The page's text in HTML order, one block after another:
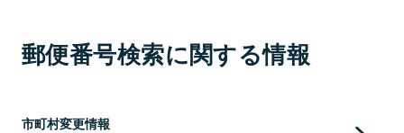
郵便番号検索に関する情報
市町村変更情報